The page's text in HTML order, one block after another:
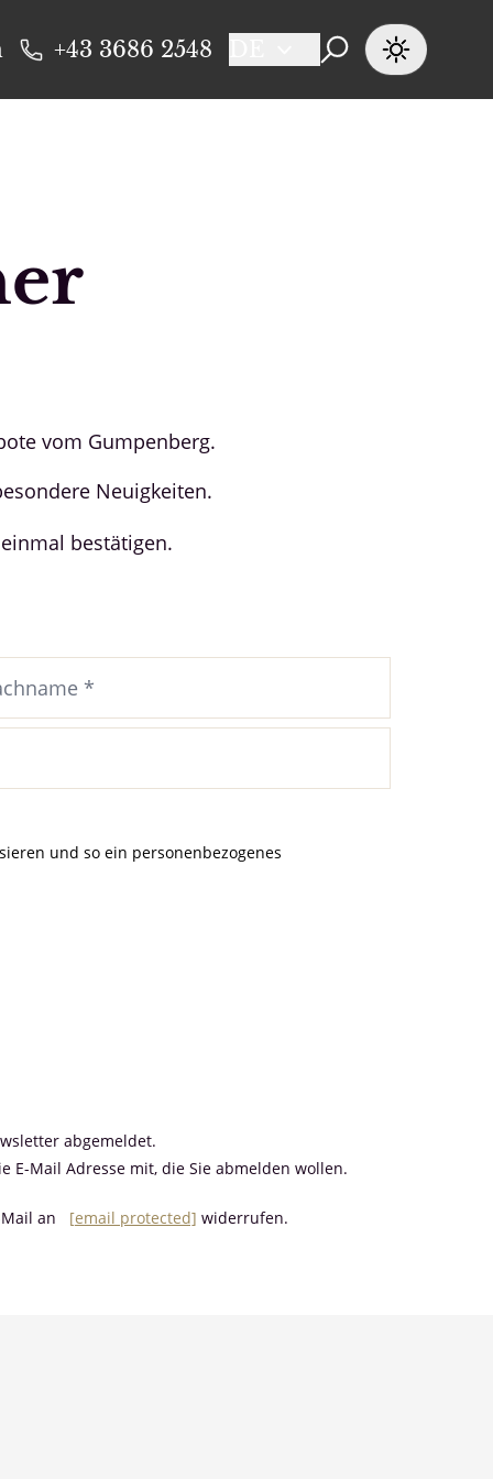
+43 3686 2548
vom Gumpenberg.
Neuigkeiten.
bestätigen.
und so ein personenbezogenes
abgemeldet.
E-Mail Adresse mit, die Sie abmelden wollen.
Mail an [email protected] widerrufen.